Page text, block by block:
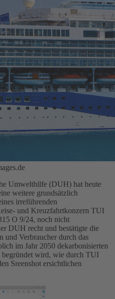
Umwelthilfe (DUH) hat heute
weitere grundsätzlich
irreführenden
und Kreuzfahrtkonzern TUI
O 9/24, noch nicht
DUH recht und bestätigte die
und Verbraucher durch das
im Jahr 2050 dekarbonisierten
begründet wird, wie durch TUI
Sreenshot ersichtlichen